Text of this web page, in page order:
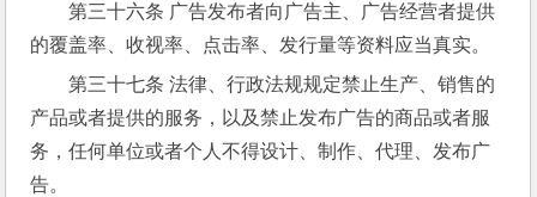
第三十六条 广告发布者向广告主、广告经营者提供
的覆盖率、收视率、点击率、发行量等资料应当真实。
第三十七条 法律、行政法规规定禁止生产、销售的
产品或者提供的服务，以及禁止发布广告的商品或者服
务，任何单位或者个人不得设计、制作、代理、发布广
告。